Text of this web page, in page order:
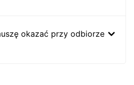
okazać przy odbiorze